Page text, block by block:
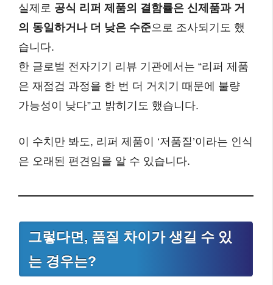
실제로 공식 리퍼 제품의 결함률은 신제품과 거
의 동일하거나 더 낮은 수준으로 조사되기도 했
습니다.
한 글로벌 전자기기 리뷰 기관에서는 “리퍼 제품
은 재점검 과정을 한 번 더 거치기 때문에 불량
가능성이 낮다”고 밝히기도 했습니다.
이 수치만 봐도, 리퍼 제품이 ‘저품질’이라는 인식
은 오래된 편견임을 알 수 있습니다.
그렇다면, 품질 차이가 생길 수 있
는 경우는?